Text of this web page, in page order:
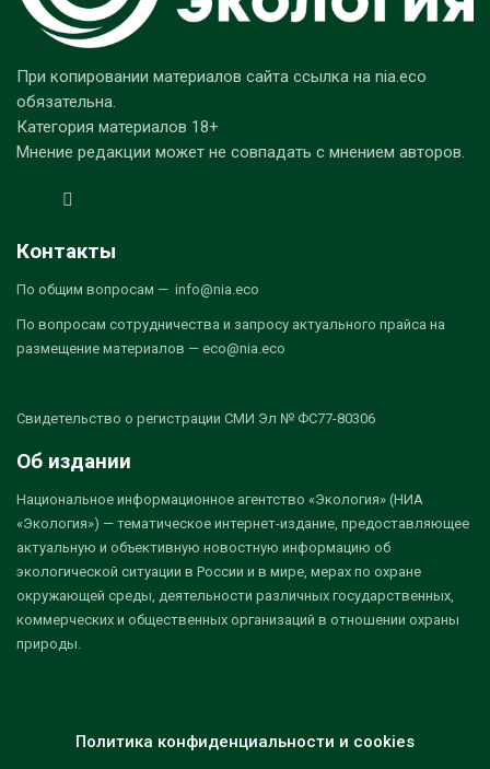
При копировании материалов сайта ссылка на nia.eco
обязательна.
Категория материалов 18+
Мнение редакции может не совпадать с мнением авторов.
Контакты
По общим вопросам — info@nia.eco
По вопросам сотрудничества и запросу актуального прайса на
размещение материалов — eco@nia.eco
Свидетельство о регистрации СМИ Эл № ФС77-80306
Об издании
Национальное информационное агентство «Экология» (НИА
«Экология») — тематическое интернет-издание, предоставляющее
актуальную и объективную новостную информацию об
экологической ситуации в России и в мире, мерах по охране
окружающей среды, деятельности различных государственных,
коммерческих и общественных организаций в отношении охраны
природы.
Политика конфиденциальности и cookies